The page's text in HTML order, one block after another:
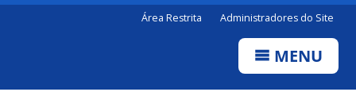
Área Restrita Administradores do Site
MENU